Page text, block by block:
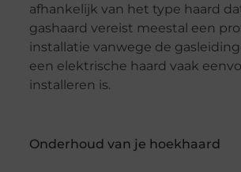
afhankelijk van het type haard
gashaard vereist meestal een
installatie vanwege de
een elektrische haard vaak
installeren is.
Onderhoud van je hoekhaard